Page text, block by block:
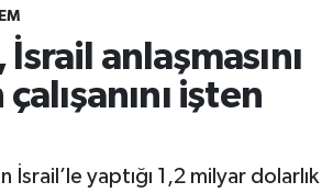
anlaşmasını
işten
İsrail’le yaptığı 1,2 milyar dolarlık
Durumu ve Fikstür